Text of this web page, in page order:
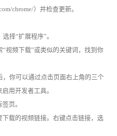
chrome/）并检查更新。
择“扩展程序”。
视频下载”或类似的关键词，找到你
，你可以通过点击页面右上角的三个
用开发者工具。
页。
下载的视频链接。右键点击链接，选